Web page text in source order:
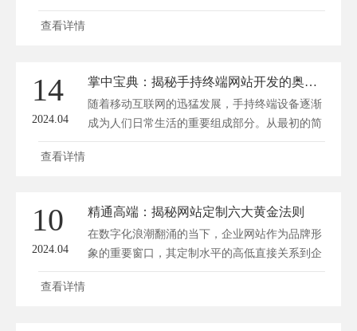
经成为我们日常生活中不可或缺的工具。在这个
者提供一些有益的启示。 一、手持终端网站开
发的重要性 ...
查看详情
14
2024.04
掌中宝典：揭秘手持终端网站开发的奥秘与未来
随着移动互联网的迅猛发展，手持终端设备逐渐
成为人们日常生活的重要组成部分。从最初的简
单通讯工具，发展到如今集娱乐、办公、学习等
域。深圳方维网络(www.fwwl.net)将为您揭秘手
持终端网站开发的奥...
查看详情
10
2024.04
精通高端：揭秘网站定制六大黄金法则
在数字化浪潮翻涌的当下，企业网站作为品牌形
象的重要窗口，其定制水平的高低直接关系到企
业的市场竞争力和用户体验。所谓“高端网站定
查看详情